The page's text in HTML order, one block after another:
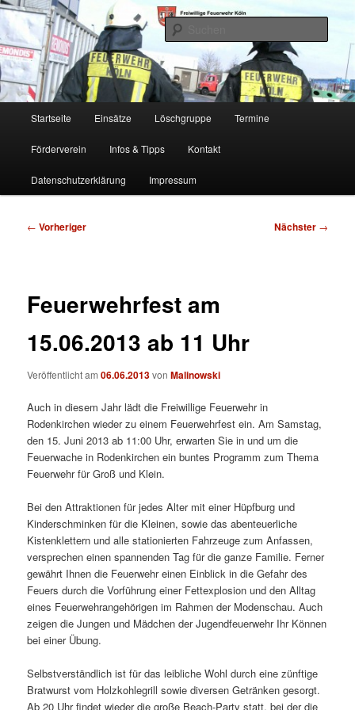
Zum
primären
Inhalt
springenFF Köln, LG RD
Freiwillige Feuerwehr Köln, Löschgruppe Rodenkirchen
Startseite Einsätze Löschgruppe Termine
Förderverein Infos & Tipps Kontakt
Datenschutzerklärung Impressum
Beitragsnavigation
← Vorheriger Nächster →
Feuerwehrfest am
15.06.2013 ab 11 Uhr
Veröffentlicht am06.06.2013vonMalinowski
Auch in diesem Jahr lädt die Freiwillige Feuerwehr in
Rodenkirchen wieder zu einem Feuerwehrfest ein. Am Samstag,
den 15. Juni 2013 ab 11:00 Uhr, erwarten Sie in und um die
Feuerwache in Rodenkirchen ein buntes Programm zum Thema
Feuerwehr für Groß und Klein.
Bei den Attraktionen für jedes Alter mit einer Hüpfburg und
Kinderschminken für die Kleinen, sowie das abenteuerliche
Kistenklettern und alle stationierten Fahrzeuge zum Anfassen,
versprechen einen spannenden Tag für die ganze Familie. Ferner
gewährt Ihnen die Feuerwehr einen Einblick in die Gefahr des
Feuers durch die Vorführung einer Fettexplosion und den Alltag
eines Feuerwehrangehörigen im Rahmen der Modenschau. Auch
zeigen die Jungen und Mädchen der Jugendfeuerwehr Ihr Können
bei einer Übung.
Selbstverständlich ist für das leibliche Wohl durch eine zünftige
Bratwurst vom Holzkohlegrill sowie diversen Getränken gesorgt.
Ab 20 Uhr findet wieder die große Beach-Party statt, bei der die